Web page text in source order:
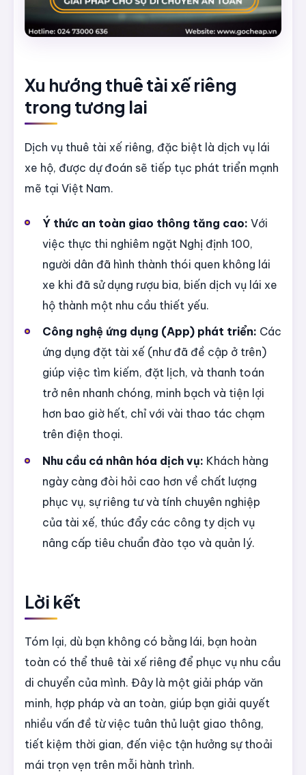
Xu hướng thuê tài xế riêng
trong tương lai
Dịch vụ thuê tài xế riêng, đặc biệt là dịch vụ lái
xe hộ, được dự đoán sẽ tiếp tục phát triển mạnh
mẽ tại Việt Nam.
Ý thức an toàn giao thông tăng cao: Với
việc thực thi nghiêm ngặt Nghị định 100,
người dân đã hình thành thói quen không lái
xe khi đã sử dụng rượu bia, biến dịch vụ lái xe
hộ thành một nhu cầu thiết yếu.
Công nghệ ứng dụng (App) phát triển: Các
ứng dụng đặt tài xế (như đã đề cập ở trên)
giúp việc tìm kiếm, đặt lịch, và thanh toán
trở nên nhanh chóng, minh bạch và tiện lợi
hơn bao giờ hết, chỉ với vài thao tác chạm
trên điện thoại.
Nhu cầu cá nhân hóa dịch vụ: Khách hàng
ngày càng đòi hỏi cao hơn về chất lượng
phục vụ, sự riêng tư và tính chuyên nghiệp
của tài xế, thúc đẩy các công ty dịch vụ
nâng cấp tiêu chuẩn đào tạo và quản lý.
Lời kết
Tóm lại, dù bạn không có bằng lái, bạn hoàn
toàn có thể thuê tài xế riêng để phục vụ nhu cầu
di chuyển của mình. Đây là một giải pháp văn
minh, hợp pháp và an toàn, giúp bạn giải quyết
nhiều vấn đề từ việc tuân thủ luật giao thông,
tiết kiệm thời gian, đến việc tận hưởng sự thoải
mái trọn vẹn trên mỗi hành trình.